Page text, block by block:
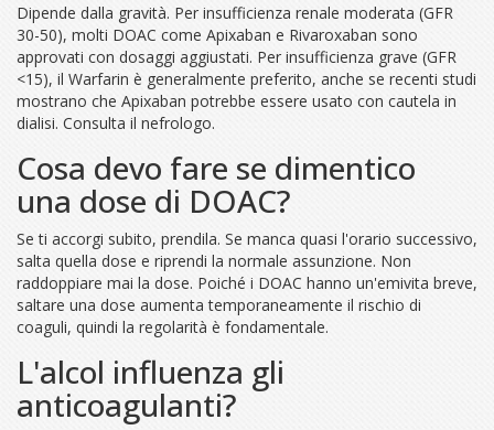
Dipende dalla gravità. Per insufficienza renale moderata (GFR
30-50), molti DOAC come Apixaban e Rivaroxaban sono
approvati con dosaggi aggiustati. Per insufficienza grave (GFR
<15), il Warfarin è generalmente preferito, anche se recenti studi
mostrano che Apixaban potrebbe essere usato con cautela in
dialisi. Consulta il nefrologo.
Cosa devo fare se dimentico
una dose di DOAC?
Se ti accorgi subito, prendila. Se manca quasi l'orario successivo,
salta quella dose e riprendi la normale assunzione. Non
raddoppiare mai la dose. Poiché i DOAC hanno un'emivita breve,
saltare una dose aumenta temporaneamente il rischio di
coaguli, quindi la regolarità è fondamentale.
L'alcol influenza gli
anticoagulanti?